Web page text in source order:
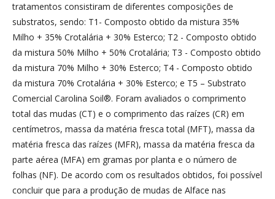
tratamentos consistiram de diferentes composições de
substratos, sendo: T1- Composto obtido da mistura 35%
Milho + 35% Crotalária + 30% Esterco; T2 - Composto obtido
da mistura 50% Milho + 50% Crotalária; T3 - Composto obtido
da mistura 70% Milho + 30% Esterco; T4 - Composto obtido
da mistura 70% Crotalária + 30% Esterco; e T5 – Substrato
Comercial Carolina Soil®. Foram avaliados o comprimento
total das mudas (CT) e o comprimento das raízes (CR) em
centímetros, massa da matéria fresca total (MFT), massa da
matéria fresca das raízes (MFR), massa da matéria fresca da
parte aérea (MFA) em gramas por planta e o número de
folhas (NF). De acordo com os resultados obtidos, foi possível
concluir que para a produção de mudas de Alface nas